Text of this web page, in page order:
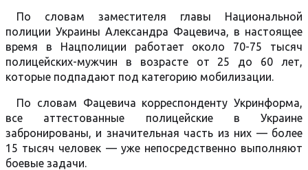
По словам заместителя главы Национальной
полиции Украины Александра Фацевича, в настоящее
время в Нацполиции работает около 70-75 тысяч
полицейских-мужчин в возрасте от 25 до 60 лет,
которые подпадают под категорию мобилизации.
По словам Фацевича корреспонденту Укринформа,
все аттестованные полицейские в Украине
забронированы, и значительная часть из них — более
15 тысяч человек — уже непосредственно выполняют
боевые задачи.